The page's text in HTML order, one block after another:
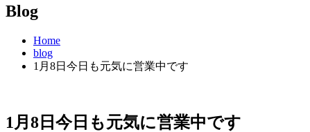
Blog
Home
blog
1月8日今日も元気に営業中です
1月8日今日も元気に営業中です